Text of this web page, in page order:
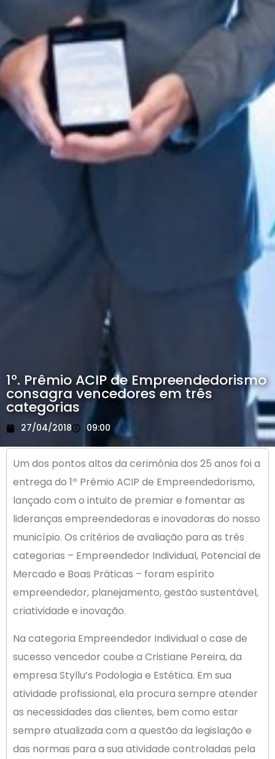
1º. Prêmio ACIP de Empreendedorismo
consagra vencedores em três
categorias
27/04/2018 09:00
Um dos pontos altos da cerimônia dos 25 anos foi a
entrega do 1º Prêmio ACIP de Empreendedorismo,
lançado com o intuito de premiar e fomentar as
lideranças empreendedoras e inovadoras do nosso
município. Os critérios de avaliação para as três
categorias – Empreendedor Individual, Potencial de
Mercado e Boas Práticas – foram espírito
empreendedor, planejamento, gestão sustentável,
criatividade e inovação.
Na categoria Empreendedor Individual o case de
sucesso vencedor coube a Cristiane Pereira, da
empresa Styllu’s Podologia e Estética. Em sua
atividade profissional, ela procura sempre atender
as necessidades das clientes, bem como estar
sempre atualizada com a questão da legislação e
das normas para a sua atividade controladas pela